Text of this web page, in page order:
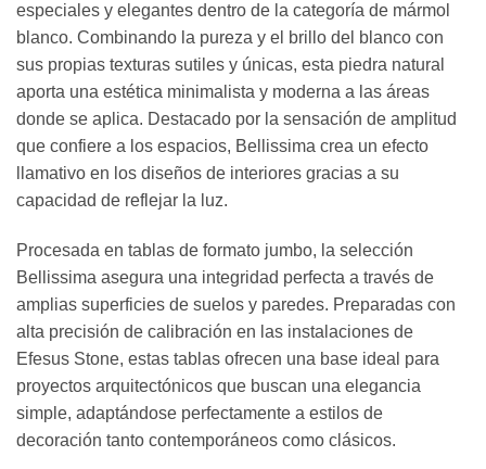
especiales y elegantes dentro de la categoría de mármol
blanco. Combinando la pureza y el brillo del blanco con
sus propias texturas sutiles y únicas, esta piedra natural
aporta una estética minimalista y moderna a las áreas
donde se aplica. Destacado por la sensación de amplitud
que confiere a los espacios, Bellissima crea un efecto
llamativo en los diseños de interiores gracias a su
capacidad de reflejar la luz.
Procesada en tablas de formato jumbo, la selección
Bellissima asegura una integridad perfecta a través de
amplias superficies de suelos y paredes. Preparadas con
alta precisión de calibración en las instalaciones de
Efesus Stone, estas tablas ofrecen una base ideal para
proyectos arquitectónicos que buscan una elegancia
simple, adaptándose perfectamente a estilos de
decoración tanto contemporáneos como clásicos.